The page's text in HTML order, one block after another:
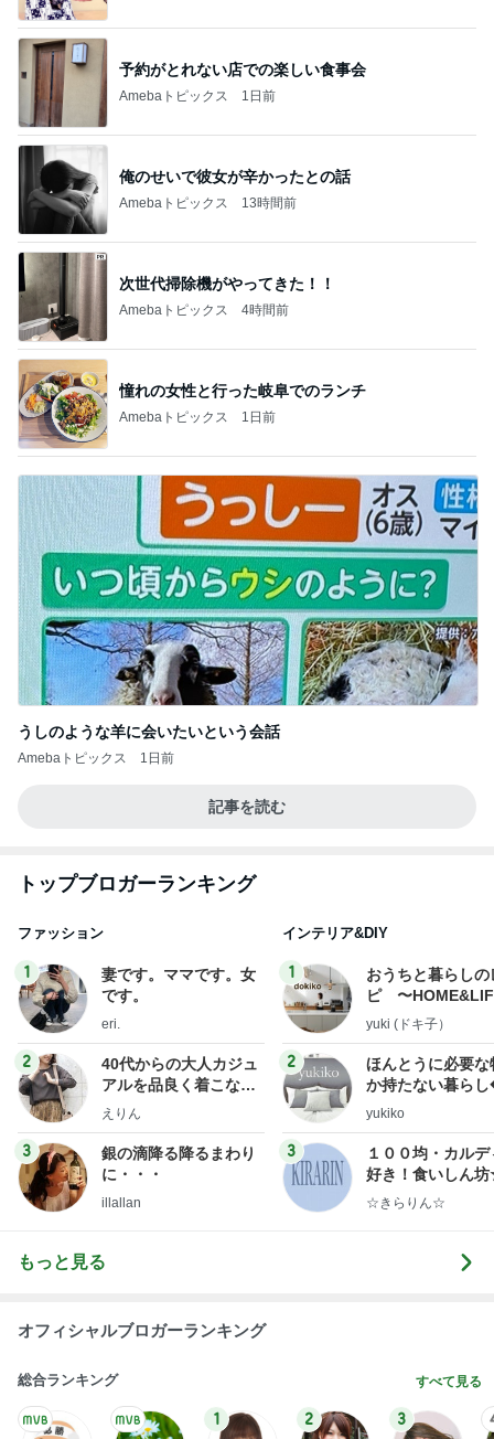
予約がとれない店での楽しい食事会
Amebaトピックス 1日前
俺のせいで彼女が辛かったとの話
Amebaトピックス 13時間前
次世代掃除機がやってきた！！
Amebaトピックス 4時間前
憧れの女性と行った岐阜でのランチ
Amebaトピックス 1日前
うしのような羊に会いたいという会話
Amebaトピックス 1日前
記事を読む
トップブロガーランキング
ファッション
1
妻です。ママです。女
です。
eri.
2
40代からの大人カジュ
アルを品良く着こなす
ファッションブログ
えりん
3
銀の滴降る降るまわり
に・・・
illallan
インテリア&DIY
1
おうちと暮らしの
ピ 〜
yuki (ドキ子）
2
ほんとうに必要な
か持たない暮ら
ep Life Simple◆
yukiko
3
１００均・カルデ
好き！食いしん
らりん☆のブログ
☆きらりん☆
もっと見る
オフィシャルブロガーランキング
総合ランキング すべて見る
1 2 3